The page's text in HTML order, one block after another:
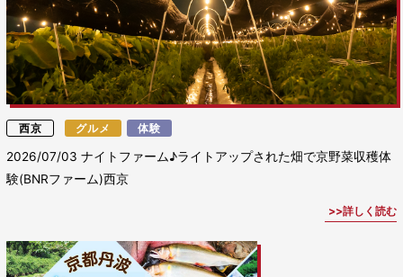
西京 グルメ 体験
2026/07/03ナイトファーム♪ライトアップされた畑で京野菜収穫体
験(BNRファーム)西京
詳しく読む